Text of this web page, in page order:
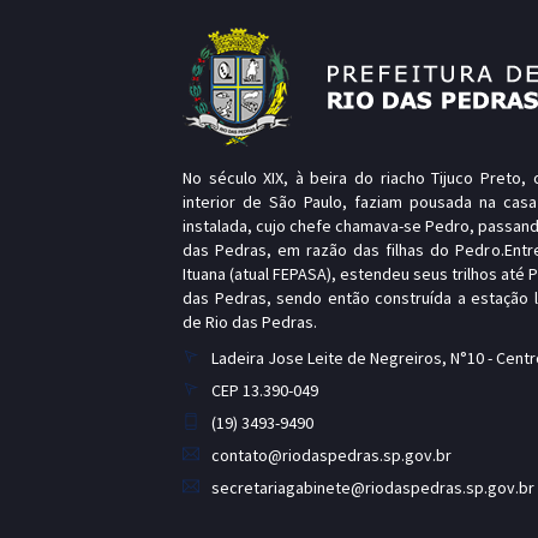
No século XIX, à beira do riacho Tijuco
interior de São Paulo, faziam pousada na
instalada, cujo chefe chamava-se Pedro,
das Pedras, em razão das filhas do
Ituana (atual FEPASA), estendeu seus trilhos até
das Pedras, sendo então construída a
de Rio das Pedras.
Ladeira Jose Leite de Negreiros, N°10 -
CEP 13.390-049
(19) 3493-9490
contato@riodaspedras.sp.gov.br
secretariagabinete@riodaspedras.sp.gov.br